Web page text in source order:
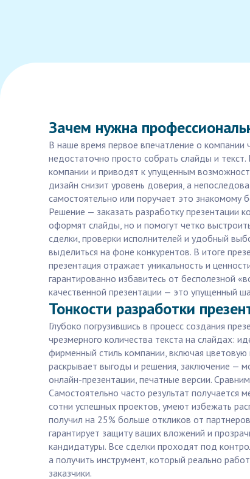
Зачем нужна
В наше время первое впечатление о
недостаточно просто собрать слайды и
компании и приводят к упущенным
дизайн снизит уровень доверия, а
самостоятельно или поручает это знакомому
Решение — заказать разработку презентации
оформят слайды, но и помогут четко
сделки, проверки исполнителей и удобный
выделиться на фоне конкурентов. В итоге
презентация отражает уникальность и
гарантированно избавитесь от бесполезной
качественной презентации — это упущенный
Тонкости разработки
Глубоко погрузившись в процесс создания
чрезмерного количества текста на слайдах:
фирменный стиль компании, включая
раскрывает выгоды и решения, заключение —
онлайн-презентации, печатные версии.
Самостоятельно часто результат
сотни успешных проектов, умеют избежать
получил на 25% больше откликов от
гарантирует защиту ваших вложений и
кандидатуры. Все сделки проходят под
а получить инструмент, который реально
заказчики.